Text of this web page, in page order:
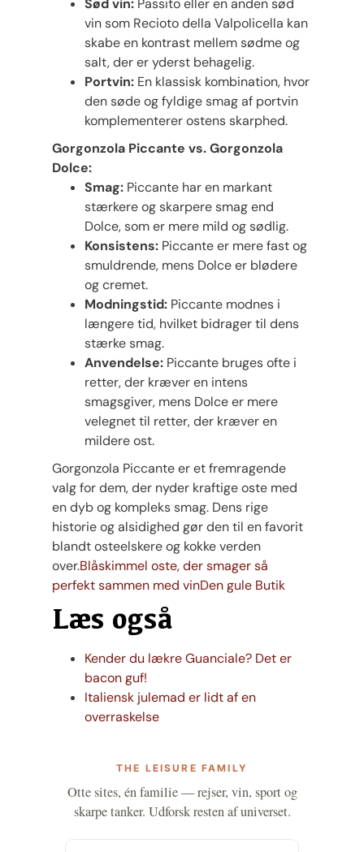
Sød vin: Passito eller en anden sød
vin som Recioto della Valpolicella kan
skabe en kontrast mellem sødme og
salt, der er yderst behagelig.
Portvin: En klassisk kombination, hvor
den søde og fyldige smag af portvin
komplementerer ostens skarphed.
Gorgonzola Piccante vs. Gorgonzola
Dolce:
Smag: Piccante har en markant
stærkere og skarpere smag end
Dolce, som er mere mild og sødlig.
Konsistens: Piccante er mere fast og
smuldrende, mens Dolce er blødere
og cremet.
Modningstid: Piccante modnes i
længere tid, hvilket bidrager til dens
stærke smag.
Anvendelse: Piccante bruges ofte i
retter, der kræver en intens
smagsgiver, mens Dolce er mere
velegnet til retter, der kræver en
mildere ost.
Gorgonzola Piccante er et fremragende
valg for dem, der nyder kraftige oste med
en dyb og kompleks smag. Dens rige
historie og alsidighed gør den til en favorit
blandt osteelskere og kokke verden
over.Blåskimmel oste, der smager så
perfekt sammen med vinDen gule Butik
Læs også
Kender du lækre Guanciale? Det er
bacon guf!
Italiensk julemad er lidt af en
overraskelse
THE LEISURE FAMILY
Otte sites, én familie — rejser, vin, sport og
skarpe tanker. Udforsk resten af universet.